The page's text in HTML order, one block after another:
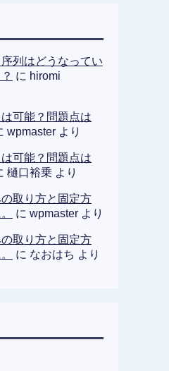
列はどうなってい
に hiromi
可能？問題点は
wpmaster より
可能？問題点は
樋口裕乗 より
取り方と固定方
に wpmaster より
取り方と固定方
に なおはち より